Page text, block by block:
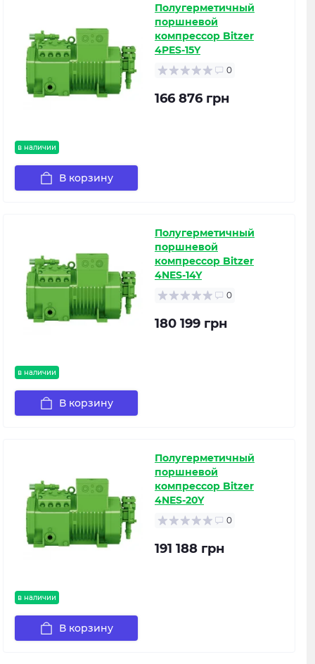
в наличии
Полугерметичный
поршневой
компрессор Bitzer
4PES-15Y
0
166 876 грн
В корзину
в наличии
Полугерметичный
поршневой
компрессор Bitzer
4NES-14Y
0
180 199 грн
В корзину
в наличии
Полугерметичный
поршневой
компрессор Bitzer
4NES-20Y
0
191 188 грн
В корзину